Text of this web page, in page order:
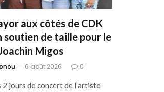
aux côtés de CDK
soutien de taille pour le
Migos
6 août 2026 0
2 jours de concert de l’artiste